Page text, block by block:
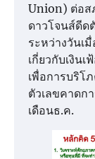
Union) ต่อส
ดาวโจนส์ดีด
ระหว่างวันเ
เกี่ยวกับเงิน
เพื่อการบริโ
ตัวเลขคาดก
เดือนธ.ค.